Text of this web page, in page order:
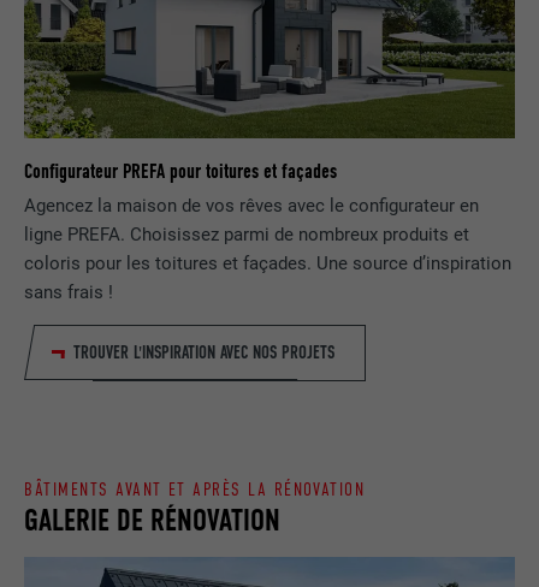
Configurateur PREFA pour toitures et façades
Agencez la maison de vos rêves avec le configurateur en
ligne PREFA. Choisissez parmi de nombreux produits et
coloris pour les toitures et façades. Une source d’inspiration
sans frais !
TROUVER L'INSPIRATION AVEC NOS PROJETS
GALERIE DE RÉNOVATION
BÂTIMENTS AVANT ET APRÈS LA RÉNOVATION
EXPIRATION
UTILITÉ
Enregistre un identifiant unique utilisé
site Internet.
NOM _gaexp
FOURNISSEUR Google Optimize
EXPIRATION 90 jours
contient aucun élément d'identification.
SafeSearch doit être activé ou non.
NOM lang
FOURNISSEUR ads.linkedin.com
EXPIRATION Session
UTILITÉ
Enregistre la langue choisie par
l'utilisateur pour un site Internet.
NOM lang
Utilisé par LinkedIn lorsqu'un site
nous » intégrée.